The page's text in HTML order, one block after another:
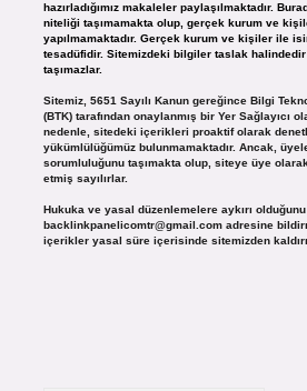
hazırladığımız makaleler paylaşılmaktadır.
niteliği taşımamakta olup, gerçek kurum ve
yapılmamaktadır. Gerçek kurum ve kişiler ile
tesadüfidir. Sitemizdeki bilgiler taslak
taşımazlar.
Sitemiz, 5651 Sayılı Kanun gereğince Bilgi
(BTK) tarafından onaylanmış bir Yer Sağlayıcı
nedenle, sitedeki içerikleri proaktif olarak
yükümlülüğümüz bulunmamaktadır. Ancak,
sorumluluğunu taşımakta olup, siteye üye
etmiş sayılırlar.
Hukuka ve yasal düzenlemelere aykırı
backlinkpanelicomtr@gmail.comadresine
içerikler yasal süre içerisinde sitemizden